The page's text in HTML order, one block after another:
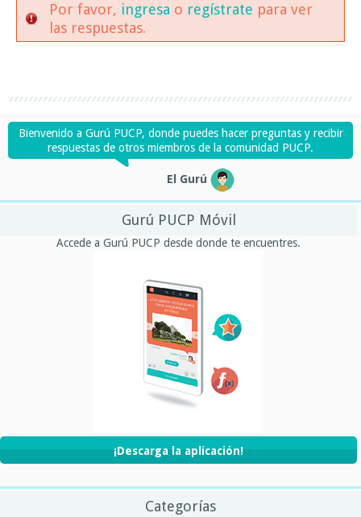
Por favor, ingresa o regístrate para ver
las respuestas.
Bienvenido a Gurú PUCP, donde puedes hacer preguntas y recibir
respuestas de otros miembros de la comunidad PUCP.
El Gurú
Gurú PUCP Móvil
Accede a Gurú PUCP desde donde te encuentres.
¡Descarga la aplicación!
Categorías